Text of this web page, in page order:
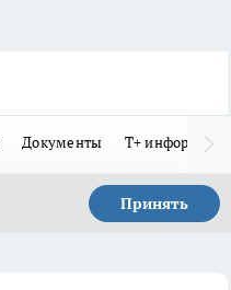
Документы Т+
Принять